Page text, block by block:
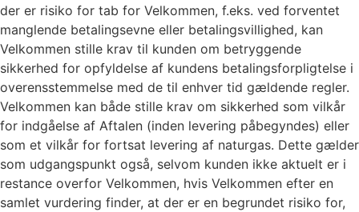
der er risiko for tab for Velkommen, f.eks. ved forventet
manglende betalingsevne eller betalingsvillighed, kan
Velkommen stille krav til kunden om betryggende
sikkerhed for opfyldelse af kundens betalingsforpligtelse i
overensstemmelse med de til enhver tid gældende regler.
Velkommen kan både stille krav om sikkerhed som vilkår
for indgåelse af Aftalen (inden levering påbegyndes) eller
som et vilkår for fortsat levering af naturgas. Dette gælder
som udgangspunkt også, selvom kunden ikke aktuelt er i
restance overfor Velkommen, hvis Velkommen efter en
samlet vurdering finder, at der er en begrundet risiko for,